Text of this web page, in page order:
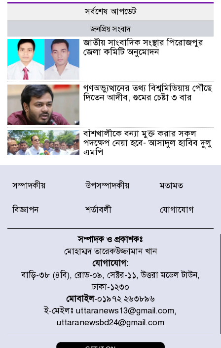
সর্বশেষ আপডেট
জনপ্রিয় সংবাদ
জাতীয় সাংবাদিক সংস্থার পিরোজপুর
জেলা কমিটি অনুমোদন
গণঅভ্যুত্থানের তথ্য বিশ্বমিডিয়ায় পৌঁছে
দিতেন আদীব, গুমের চেষ্টা ৩ বার
বাঁশখালীকে বন্যা মুক্ত করার সকল
পদক্ষেপ নেয়া হবে- আসাদুল হাবিব দুলু
এমপি
বিদ্যুৎ-জ্বালানি খাতে অস্থিরতা তৈরির
চেষ্টা করছে একটি চক্র : প্রধানমন্ত্রী
৫ আহত, চীনে বন্দর বন্ধ
চিকিৎসা খাতে জিডিপির ৫ শতাংশ
বরাদ্দের ঘোষণা স্থানীয় সরকার মন্ত্রীর
জুলাই জাদুঘর ঘুরে দেখলেন এনসিপি
নেতারা
সম্পাদকীয় উপসম্পাদকীয় মতামত
বিজ্ঞাপন শর্তাবলী যোগাযোগ
সম্পাদক ও প্রকাশকঃ
মোহাম্মদ তারেকউজ্জামান খান
যোগাযোগ:
বাড়ি-৩৮ (৪বি), রোড-০৯, সেক্টর-১১, উত্তরা মডেল টাউন,
ঢাকা-১২৩০
মোবাইল-০১৯৭২ ২৬৩৮৯৬
ই-মেইলঃ uttaranews13@gmail.com,
uttaranewsbd24@gmail.com